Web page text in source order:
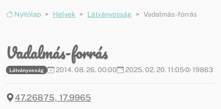
Nyitólap Helyek Látványosság Vadalmás-forrás
Vadalmás-forrás
Látványosság 2014. 08. 26. 00:00 2025. 02. 20. 11:05 19863
47.26875, 17.9965